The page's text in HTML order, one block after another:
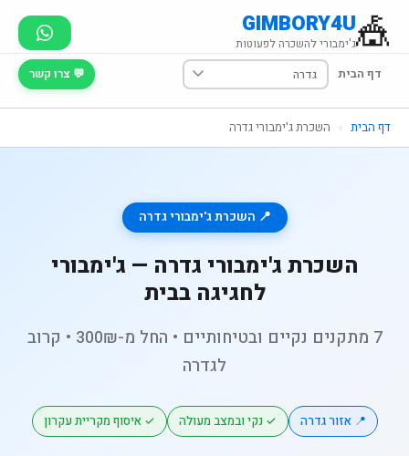
🎪
GIMBORY4U
ג'ימבורי להשכרה לפעוטות
דף הבית
💬 צרו קשר
דף הבית › השכרת ג'ימבורי גדרה
📍 השכרת ג'ימבורי גדרה
השכרת ג'ימבורי גדרה — ג'ימבורי
לחגיגה בבית
7 מתקנים נקיים ובטיחותיים • החל מ-300₪ • קרוב
לגדרה
📍 אזור גדרה ✓ נקי ובמצב מעולה ✓ איסוף מקריית עקרון